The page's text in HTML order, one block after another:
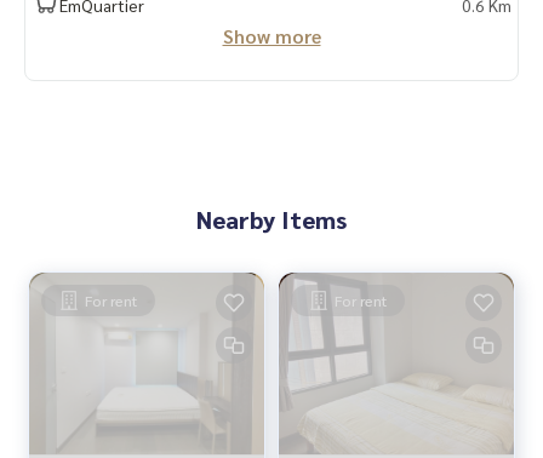
Show more
Nearby Items
For rent For rent